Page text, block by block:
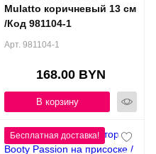
Mulatto коричневый 13 см
/Код 981104-1
Арт. 981104-1
168.00 BYN
В корзину